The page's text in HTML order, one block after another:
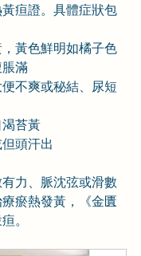
疸證。具體症狀包
黃色鮮明如橘子色
滿
不爽或秘結、尿短
苔黃
頭汗出
力、脈沈弦或滑數
療瘀熱發黃，《金匱
。